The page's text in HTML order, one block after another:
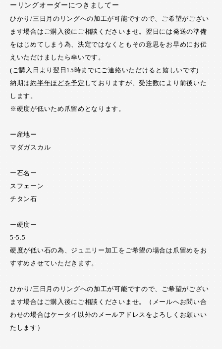
ーリングオーダーにつきましてー
ひかり/三日月のリングへの加工が可能ですので、ご希望がござい
ます場合はご購入後にご相談くださいませ。翌日には発送の準備
をはじめてしまう為、決定ではなくともその意思をお早めにお伝
えいただけましたら幸いです。
(ご購入日より翌日15時までにご連絡いただけると嬉しいです)
納期は約半年ほどを予定 しておりますが、受注数により前後いた
します。
※硬度が低いため爪留めとなります。
ー産地ー
マダガスカル
ー石名ー
スフェーン
チタン石
ー硬度ー
5-5.5
硬度が低い石の為、ジュエリー加工をご希望の場合は爪留めをお
すすめさせていただきます。
ひかり/三日月のリングへの加工が可能ですので、ご希望がござい
ます場合はご購入後にご相談くださいませ。（メールへお問い合
わせの場合はケータイ以外のメールアドレスをよろしくお願いい
たします）